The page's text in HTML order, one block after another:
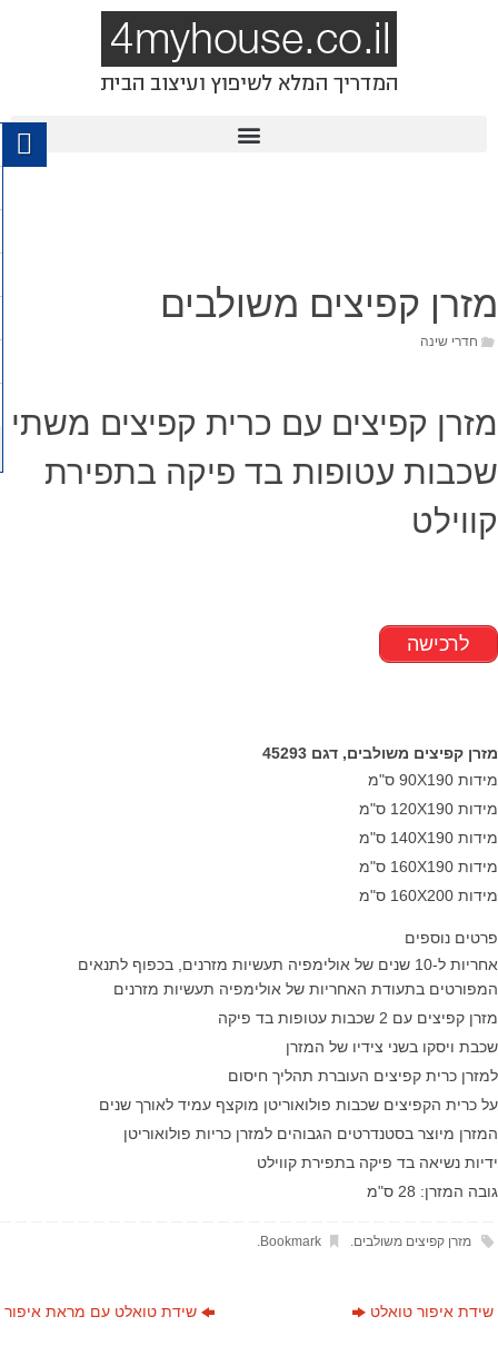
מזרן קפיצים משולבים
חדרי שינה
מזרן קפיצים עם כרית קפיצים משתי
שכבות עטופות בד פיקה בתפירת
קווילט
לרכישה
מזרן קפיצים משולבים, דגם 45293
מידות 90X190 ס"מ
מידות 120X190 ס"מ
מידות 140X190 ס"מ
מידות 160X190 ס"מ
מידות 160X200 ס"מ
פרטים נוספים
אחריות ל-10 שנים של אולימפיה תעשיות מזרנים, בכפוף לתנאים
המפורטים בתעודת האחריות של אולימפיה תעשיות מזרנים
מזרן קפיצים עם 2 שכבות עטופות בד פיקה
שכבת ויסקו בשני צידיו של המזרן
למזרן כרית קפיצים העוברת תהליך חיסום
על כרית הקפיצים שכבות פולואוריטן מוקצף עמיד לאורך שנים
המזרן מיוצר בסטנדרטים הגבוהים למזרן כריות פולואוריטן
ידיות נשיאה בד פיקה בתפירת קווילט
גובה המזרן: 28 ס"מ
מזרן קפיצים משולבים.
Bookmark
.
שידת טואלט עם מראת איפור שידת איפור טואלט